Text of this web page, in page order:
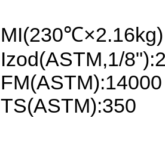
Izod(ASTM,1/
FM(ASTM):14000
TS(ASTM):350